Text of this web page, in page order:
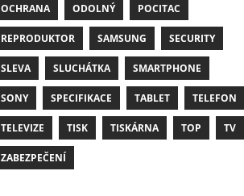
OCHRANA ODOLNÝ POCITAC
REPRODUKTOR SAMSUNG SECURITY
SLEVA SLUCHÁTKA SMARTPHONE
SONY SPECIFIKACE TABLET TELEFON
TELEVIZE TISK TISKÁRNA TOP TV
ZABEZPEČENÍ